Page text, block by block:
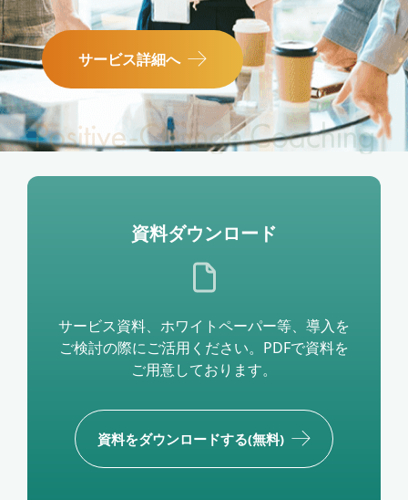
サービス詳細へ
資料ダウンロード
サービス資料、ホワイトペーパー等、導入を
ご検討の際にご活用ください。PDFで資料を
ご用意しております。
資料をダウンロードする(無料)